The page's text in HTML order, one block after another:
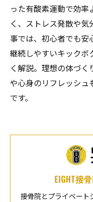
った有酸素運動で効
く、ストレス発散や
事では、初心者でも安
継続しやすいキックボ
く解説。理想の体づ
や心身のリフレッシュ
です。
EIGHT接
接骨院とプライベート